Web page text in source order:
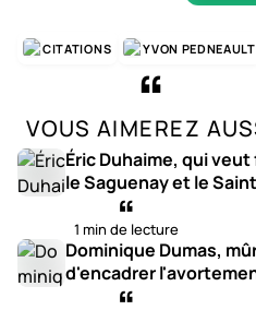
CITATIONS YVON PEDNEAULT
VOUS AIMEREZ
Éric Duhaime, qui
le Saguenay et le
1 min de lecture
Dominique Dumas,
d'encadrer